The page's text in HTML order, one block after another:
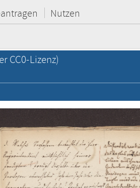
Nutzen
CC0-Lizenz)